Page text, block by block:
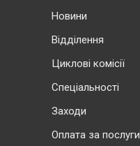
Новини
Відділення
Циклові комісії
Cпеціальності
Заходи
Оплата за послуги